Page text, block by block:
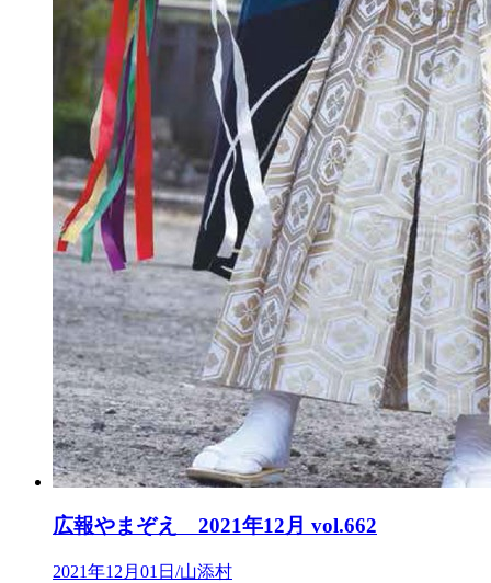
広報やまぞえ 2021年12月 vol.662
2021年12月01日/山添村